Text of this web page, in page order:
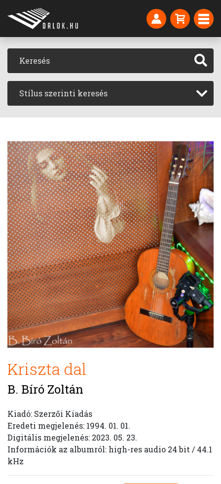
Stílus szerinti keresés
Kriszta dal
B. Bíró Zoltán
Kiadó: Szerzői Kiadás
Eredeti megjelenés: 1994. 01. 01.
Digitális megjelenés: 2023. 05. 23.
Információk az albumról: high-res audio 24 bit / 44.1
kHz